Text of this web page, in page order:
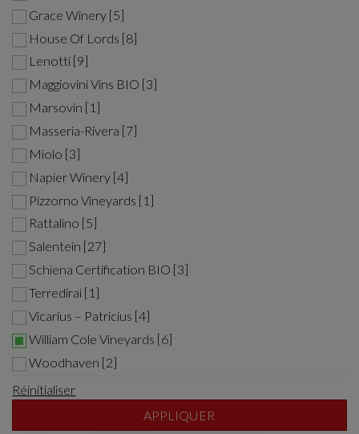
Grace Winery [5]
House Of Lords [8]
Lenotti [9]
Maggiovini Vins BIO [3]
Marsovin [1]
Masseria-Rivera [7]
Miolo [3]
Napier Winery [4]
Pizzorno Vineyards [1]
Rattalino [5]
Salentein [27]
Schiena Certification BIO [3]
Terredirai [1]
Vicarius – Patricius [4]
William Cole Vineyards [6]
Woodhaven [2]
Réinitialiser
APPLIQUER